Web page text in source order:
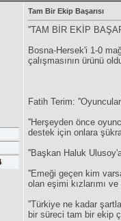
Tam Bir Ekip Başarısı
''TAM BİR EKİP
Bosna-Hersek'i 1-0
çalışmasının ürünü
Fatih Terim:
''Herşeyden önce
destek için onlara
''Başkan Haluk
''Emeği geçen kim
olan eşimi kızlarımı
''Türkiye ne kadar
bir süreci tam bir ekip